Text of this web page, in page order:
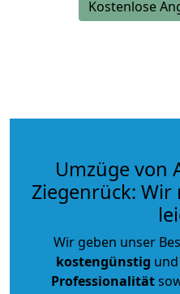
Kostenlose
Umzüge von
Ziegenrück: Wir
Wir geben unser
kostengünstig
Professionalität